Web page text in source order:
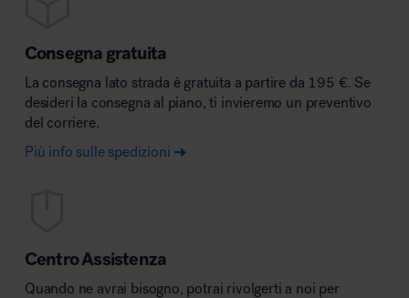
Consegna gratuita
La consegna lato strada è gratuita a partire da 195 €. Se
desideri la consegna al piano, ti invieremo un preventivo
del corriere.
Più info sulle spedizioni
Centro Assistenza
Quando ne avrai bisogno, potrai rivolgerti a noi per